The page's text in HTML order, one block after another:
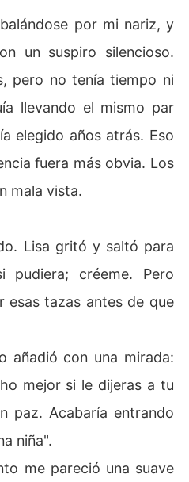
por mi nariz, y
un suspiro silencioso.
pero no tenía tiempo ni
llevando el mismo par
elegido años atrás. Eso
fuera más obvia. Los
mala vista.
Lisa gritó y saltó para
pudiera; créeme. Pero
esas tazas antes de que
añadió con una mirada:
mejor si le dijeras a tu
paz. Acabaría entrando
niña".
me pareció una suave